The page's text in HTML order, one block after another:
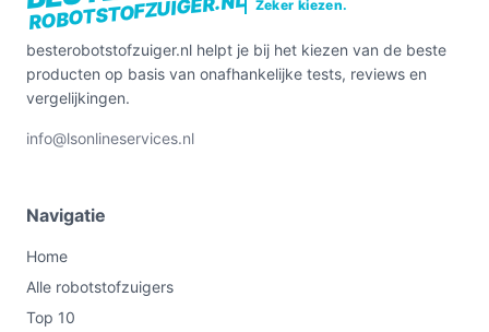
ROBOTSTOFZUIGER.NL Zeker kiezen.
besterobotstofzuiger.nl helpt je bij het kiezen van de beste
producten op basis van onafhankelijke tests, reviews en
vergelijkingen.
info@lsonlineservices.nl
Navigatie
Home
Alle robotstofzuigers
Top 10